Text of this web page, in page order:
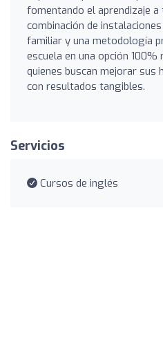
fomentando el aprendizaje
combinación de
familiar y una metodología
escuela en una opción 100%
quienes buscan mejorar sus
con resultados tangibles.
Servicios
Cursos de inglés